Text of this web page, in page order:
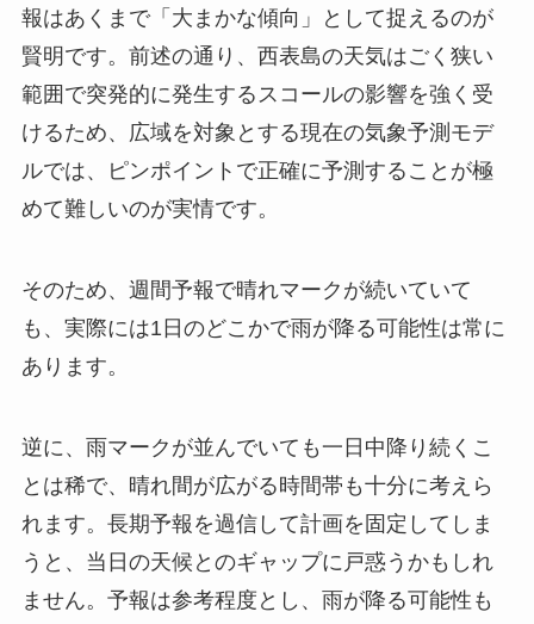
報はあくまで「大まかな傾向」として捉えるのが
賢明です。前述の通り、西表島の天気はごく狭い
範囲で突発的に発生するスコールの影響を強く受
けるため、広域を対象とする現在の気象予測モデ
ルでは、ピンポイントで正確に予測することが極
めて難しいのが実情です。
そのため、週間予報で晴れマークが続いていて
も、実際には1日のどこかで雨が降る可能性は常に
あります。
逆に、雨マークが並んでいても一日中降り続くこ
とは稀で、晴れ間が広がる時間帯も十分に考えら
れます。長期予報を過信して計画を固定してしま
うと、当日の天候とのギャップに戸惑うかもしれ
ません。予報は参考程度とし、雨が降る可能性も